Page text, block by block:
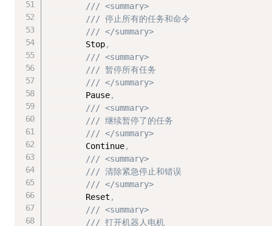
/// <summary>
/// 停止所有的任务和命令
/// </summary>
        Stop
,
/// <summary>
/// 暂停所有任务
/// </summary>
        Pause
,
/// <summary>
/// 继续暂停了的任务
/// </summary>
        Continue
,
/// <summary>
/// 清除紧急停止和错误
/// </summary>
        Reset
,
/// <summary>
/// 打开机器人电机